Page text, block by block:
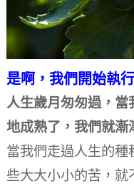
是啊，我們開始執
人生歲月匆匆過，
地成熟了，我們就漸
當我們走過人生的種
些大大小小的苦，就